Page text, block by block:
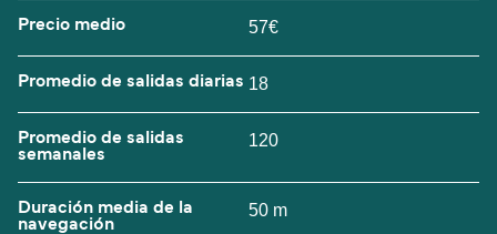
Precio medio 57€
Promedio de salidas diarias 18
Promedio de salidas
semanales
120
Duración media de la
navegación
50 m